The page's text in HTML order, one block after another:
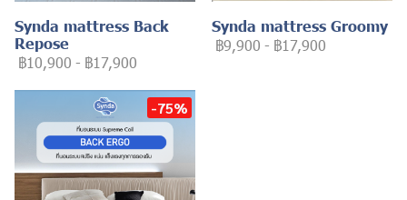
Synda mattress Back
Repose
฿10,900 - ฿17,900
Synda mattress Groomy
฿9,900 - ฿17,900
-75%